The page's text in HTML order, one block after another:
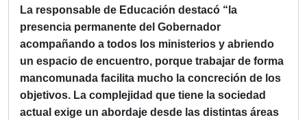
La responsable de Educación destacó “la
presencia permanente del Gobernador
acompañando a todos los ministerios y abriendo
un espacio de encuentro, porque trabajar de forma
mancomunada facilita mucho la concreción de los
objetivos. La complejidad que tiene la sociedad
actual exige un abordaje desde las distintas áreas